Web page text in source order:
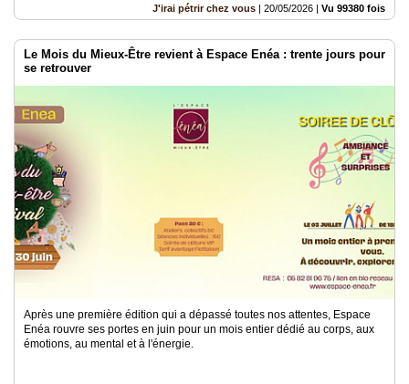
J'irai pétrir chez vous | 20/05/2026 | Vu 99380 fois
Le Mois du Mieux-Être revient à Espace Enéa : trente jours pour
se retrouver
Après une première édition qui a dépassé toutes nos attentes, Espace
Enéa rouvre ses portes en juin pour un mois entier dédié au corps, aux
émotions, au mental et à l'énergie.